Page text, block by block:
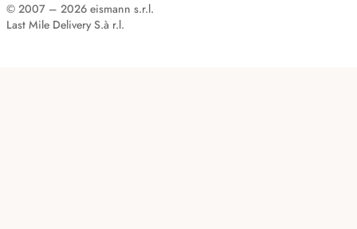
© 2007 – 2026 eismann s.r.l.
Last Mile Delivery S.à r.l.